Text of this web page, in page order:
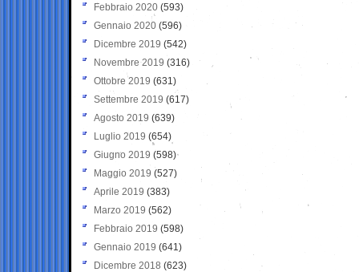
Febbraio 2020 (593)
Gennaio 2020 (596)
Dicembre 2019 (542)
Novembre 2019 (316)
Ottobre 2019 (631)
Settembre 2019 (617)
Agosto 2019 (639)
Luglio 2019 (654)
Giugno 2019 (598)
Maggio 2019 (527)
Aprile 2019 (383)
Marzo 2019 (562)
Febbraio 2019 (598)
Gennaio 2019 (641)
Dicembre 2018 (623)